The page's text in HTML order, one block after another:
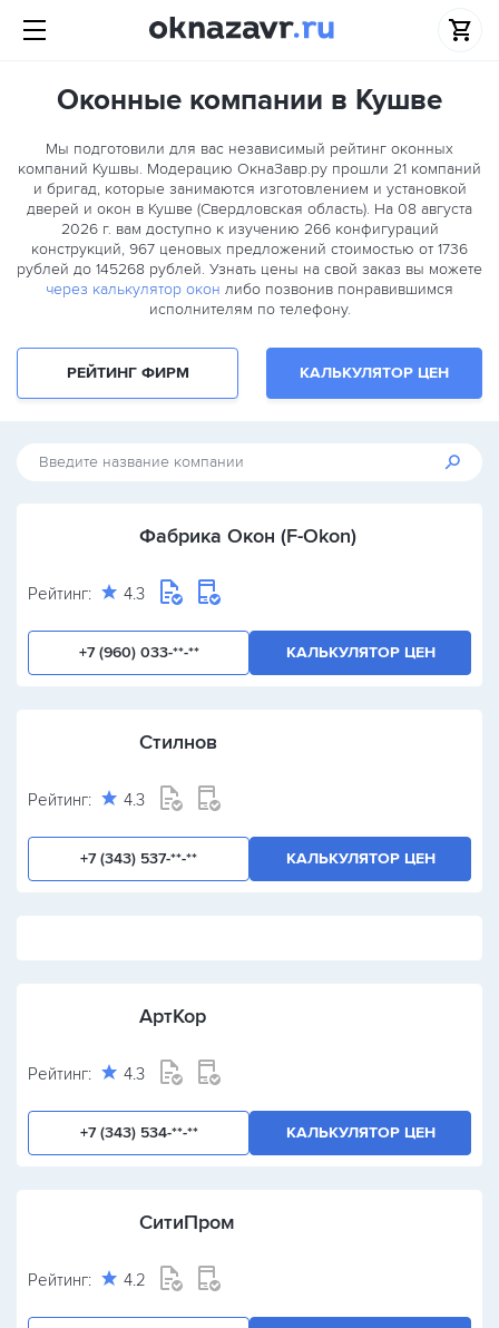
Оконные компании в Кушве
Мы подготовили для вас независимый рейтинг оконных
компаний Кушвы. Модерацию ОкнаЗавр.ру прошли 21 компаний
и бригад, которые занимаются изготовлением и установкой
дверей и окон в Кушве (Свердловская область). На 08 августа
2026 г. вам доступно к изучению 266 конфигураций
конструкций, 967 ценовых предложений стоимостью от 1736
рублей до 145268 рублей. Узнать цены на свой заказ вы можете
через калькулятор окон либо позвонив понравившимся
исполнителям по телефону.
РЕЙТИНГ ФИРМ КАЛЬКУЛЯТОР ЦЕН
Фабрика Окон (F-Okon)
Рейтинг: 4.3
+7 (960) 033-**-** КАЛЬКУЛЯТОР ЦЕН
Стилнов
Рейтинг: 4.3
+7 (343) 537-**-** КАЛЬКУЛЯТОР ЦЕН
АртКор
Рейтинг: 4.3
+7 (343) 534-**-** КАЛЬКУЛЯТОР ЦЕН
СитиПром
Рейтинг: 4.2